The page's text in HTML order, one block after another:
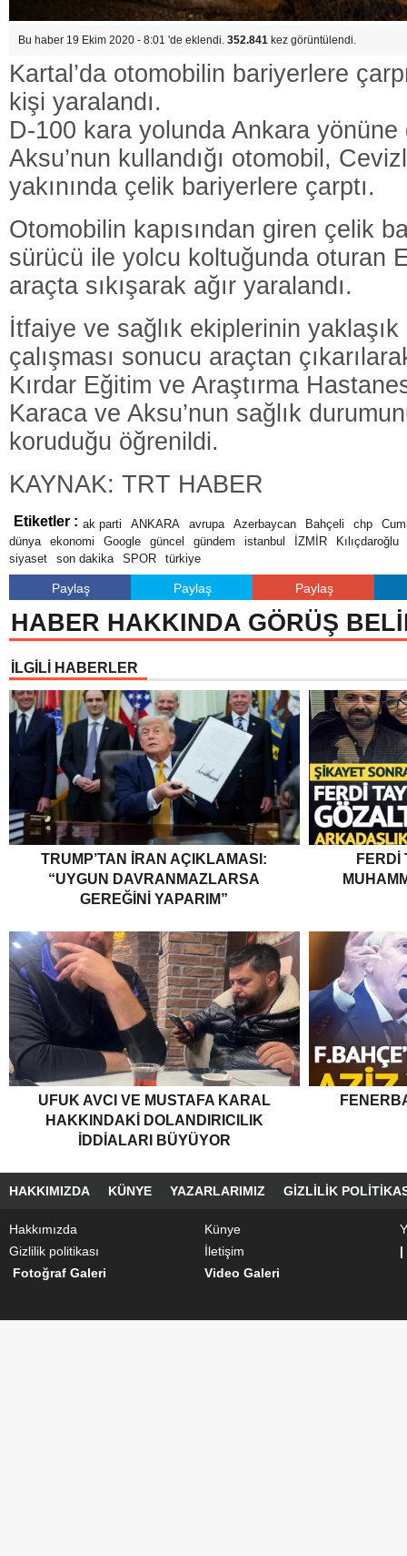
Bu haber 19 Ekim 2020 - 8:01 'de eklendi. 352.841 kez görüntülendi.
Kartal’da otomobilin bariyerlere
kişi yaralandı.
D-100 kara yolunda Ankara
Aksu’nun kullandığı otomobil,
yakınında çelik bariyerlere çarptı.
Otomobilin kapısından giren çelik
sürücü ile yolcu koltuğunda oturan
araçta sıkışarak ağır yaralandı.
İtfaiye ve sağlık ekiplerinin
çalışması sonucu araçtan
Kırdar Eğitim ve Araştırma
Karaca ve Aksu’nun sağlık
koruduğu öğrenildi.
KAYNAK: TRT HABER
Etiketler : ak parti ANKARA avrupa Azerbaycan Bahçeli chp
dünya
ekonomi Google güncel gündem istanbul İZMİR
Kılıçdaroğlu
siyaset
son dakika SPOR türkiye
Paylaş Paylaş Paylaş
HABER HAKKINDA GÖRÜŞ
İLGİLİ HABERLER
TRUMP’TAN İRAN AÇIKLAMASI:
“UYGUN DAVRANMAZLARSA
GEREĞINI YAPARIM”
FERDI
UFUK AVCI VE MUSTAFA KARAL
HAKKINDAKI DOLANDIRICILIK
İDDIALARI BÜYÜYOR
HAKKIMIZDA KÜNYE YAZARLARIMIZ GIZLILIK
Hakkımızda Künye
Gizlilik politikası
İletişim
|
Fotoğraf Galeri
Video Galeri